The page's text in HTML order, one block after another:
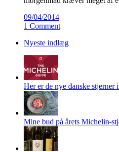
09/04/2014
1 Comment
Nyeste indlæg
Her er de nye danske stjerner
Mine bud på årets Michelin-